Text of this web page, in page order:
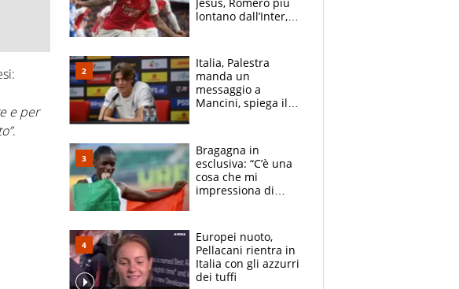
e per
.
Jesus, Romero più
lontano dall’Inter,
tabellone
Italia, Palestra
manda un
messaggio a
Mancini, spiega il
l'alleanza con
Donnarumma
Bragagna in
esclusiva: “C’è una
cosa che mi
impressiona di
E svela la sorpresa
agli Europei
Europei nuoto,
Pellacani rientra in
Italia con gli azzurri
dei tuffi